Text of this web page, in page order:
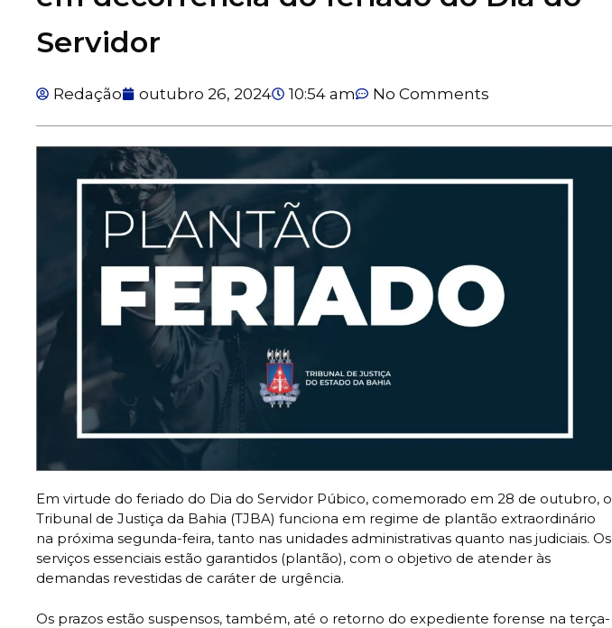
Servidor
Redação outubro 26, 2024 10:54 am No Comments
Em virtude do feriado do Dia do Servidor Púbico, comemorado em 28 de outubro, o
Tribunal de Justiça da Bahia (TJBA) funciona em regime de plantão extraordinário
na próxima segunda-feira, tanto nas unidades administrativas quanto nas judiciais. Os
serviços essenciais estão garantidos (plantão), com o objetivo de atender às
demandas revestidas de caráter de urgência.
Os prazos estão suspensos, também, até o retorno do expediente forense na terça-